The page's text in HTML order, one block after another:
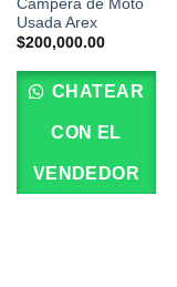
Campera de Moto
Usada Arex
$200,000.00
CHATEAR
CON EL
VENDEDOR